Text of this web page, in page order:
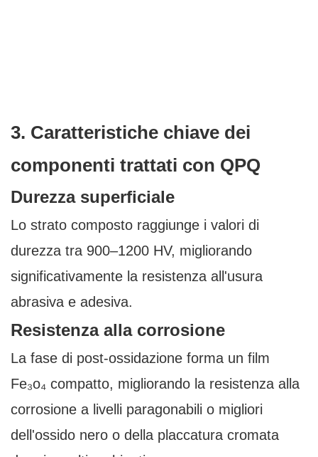
3. Caratteristiche chiave dei
componenti trattati con QPQ
Durezza superficiale
Lo strato composto raggiunge i valori di
durezza tra 900–1200 HV, migliorando
significativamente la resistenza all'usura
abrasiva e adesiva.
Resistenza alla corrosione
La fase di post-ossidazione forma un film
Fe₃o₄ compatto, migliorando la resistenza alla
corrosione a livelli paragonabili o migliori
dell'ossido nero o della placcatura cromata